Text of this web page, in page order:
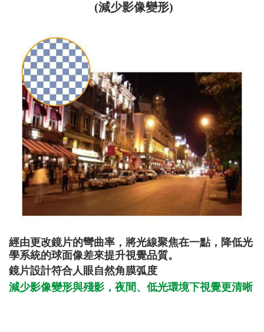
(減少影像變形)
經由更改鏡片的彎曲率，將光線聚焦在一點，降低光
學系統的球面像差來提升視覺品質。
鏡片設計符合人眼自然角膜弧度
減少影像變形與殘影，夜間、低光環境下視覺更清晰